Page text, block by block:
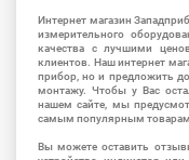
Интернет магазин
измерительного
качества с лучшими
клиентов. Наш интернет
прибор, но и предложить
монтажу. Чтобы у Вас
нашем сайте, мы
самым популярным
Вы можете оставить